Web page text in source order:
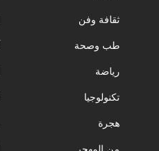
ثقافة وفن
طب وصحة
رياضة
تكنولوجيا
هجرة